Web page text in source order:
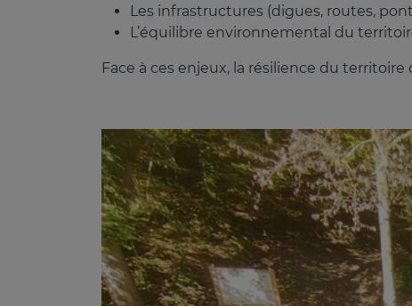
Les infrastructures (digues, routes,
L’équilibre environnemental du
Face à ces enjeux, la résilience du